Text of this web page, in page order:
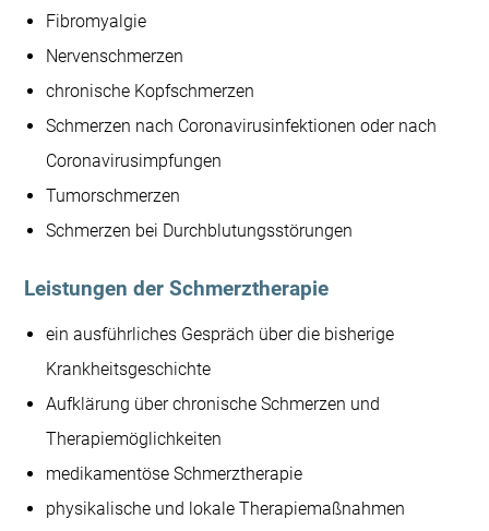
Fibromyalgie
Nervenschmerzen
chronische Kopfschmerzen
Schmerzen nach Coronavirusinfektionen oder nach
Coronavirusimpfungen
Tumorschmerzen
Schmerzen bei Durchblutungsstörungen
Leistungen der Schmerztherapie
ein ausführliches Gespräch über die bisherige
Krankheitsgeschichte
Aufklärung über chronische Schmerzen und
Therapiemöglichkeiten
medikamentöse Schmerztherapie
physikalische und lokale Therapiemaßnahmen